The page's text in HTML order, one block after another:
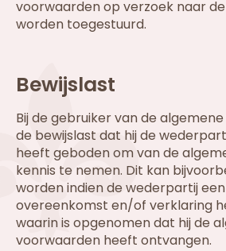
voorwaarden op verzoek naar
worden toegestuurd.
Bewijslast
Bij de gebruiker van de
de bewijslast dat hij de
heeft geboden om van de
kennis te nemen. Dit kan
worden indien de wederpartij
overeenkomst en/of verklaring
waarin is opgenomen dat hij de
voorwaarden heeft ontvangen.